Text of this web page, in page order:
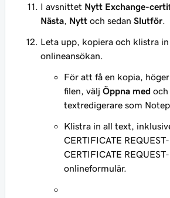
I avsnittet Nytt Exchange-
Nästa
Nytt och sedan Slutför
Leta upp, kopiera och klistra in
onlineansökan.
För att få en kopia,
filen, välj Öppna med och
textredigerare som
Klistra in all text,
CERTIFICATE
CERTIFICATE
onlineformulär.